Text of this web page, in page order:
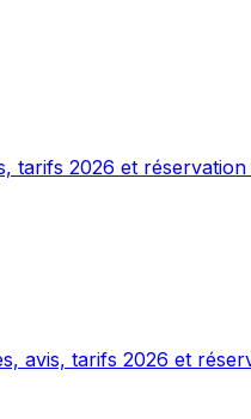
tarifs 2026 et
avis, tarifs 2026 et